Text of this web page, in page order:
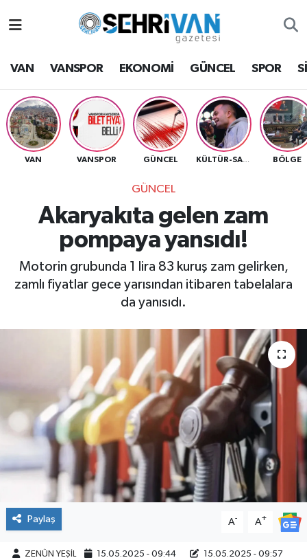
VAN VANSPOR EKONOMİ GÜNCEL SPOR
VAN VANSPOR GÜNCEL BÖLGE
GÜNCEL
Akaryakıta gelen zam
pompaya yansıdı!
Motorin grubunda 1 lira 83 kuruş zam gelirken,
zamlı fiyatlar gece yarısından itibaren tabelalara
da yanısıdı.
Paylaş A- A+
ZENÜN YEŞİL 15.05.2025 - 09:44 15.05.2025 - 09:57
Van Hava Durumu
VAN Namaz Vakitleri
Van Trafik Yoğunluk Haritası
Süper Lig Puan Durumu ve Fikstür
Tüm Manşetler
Son Dakika Haberleri